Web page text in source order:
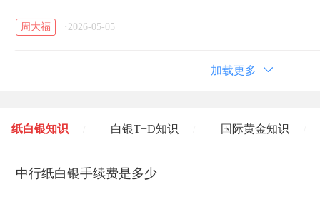
周大福 · 2026-05-05
加载更多
纸白银知识 白银T+D知识 国际黄金知识
黄金T+D知识 / 粤贵银知识
中行纸白银手续费是多少